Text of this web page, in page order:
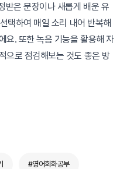
받은 문장이나 새롭게 배운 유
택하여 매일 소리 내어 반복해
요. 또한 녹음 기능을 활용해 자
으로 점검해보는 것도 좋은 방
#영어회화공부